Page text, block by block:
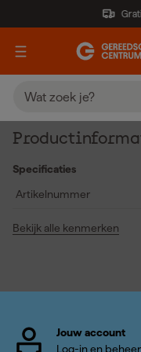
Specificaties
Artikelnummer
Bekijk alle kenmerken
Jouw account
Log-in en